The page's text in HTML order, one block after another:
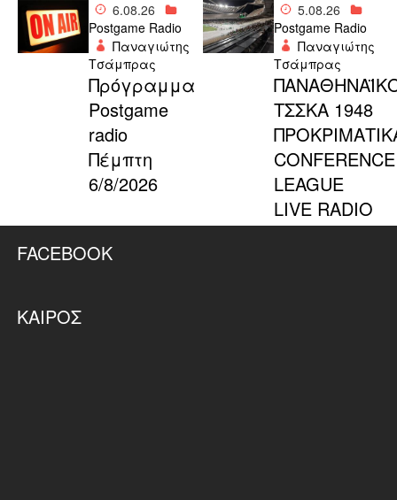
6.08.26
Postgame Radio
Παναγιώτης
Τσάμπρας
Πρόγραμμα
Postgame
radio
Πέμπτη
6/8/2026
5.08.26
Postgame Radio
Παναγιώτης
Τσάμπρας
ΤΣΣΚΑ 1948
CONFERENCE
LEAGUE
LIVE RADIO
FACEBOOK
ΚΑΙΡΌΣ